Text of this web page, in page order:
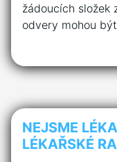
žádoucích složek
odvery mohou
NEJSME
LÉKAŘSKÉ